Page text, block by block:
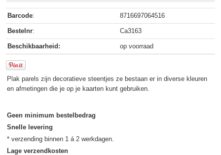
Barcode: 8716697064516
Bestelnr: Ca3163
Beschikbaarheid: op voorraad
Plak parels zijn decoratieve steentjes ze bestaan er in diverse kleuren
en afmetingen die je op je kaarten kunt gebruiken.
Geen minimum bestelbedrag
Snelle levering
Lage verzendkosten